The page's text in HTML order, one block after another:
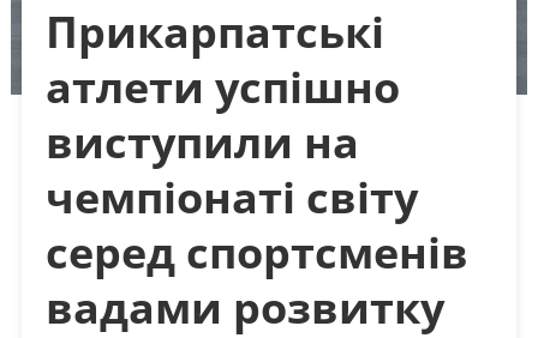
Прикарпатські
атлети успішно
виступили на
чемпіонаті світу
серед спортсменів
вадами розвитку